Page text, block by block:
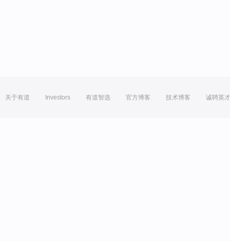
关于有道 Investors 有道智选 官方博客 技术博客 诚聘英才